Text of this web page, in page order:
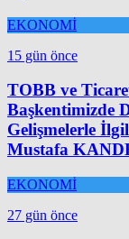
EKONOMİ
15 gün önce
TOBB ve
Başkentimizde
Gelişmelerle İlgili
Mustafa
EKONOMİ
27 gün önce